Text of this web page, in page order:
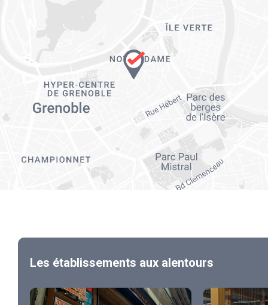
Les établissements aux alentours